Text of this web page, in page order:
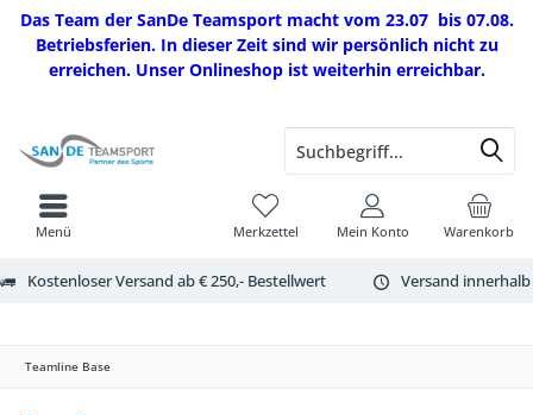
Das Team der SanDe Teamsport macht vom 23.07 bis 07.08.
Betriebsferien. In dieser Zeit sind wir persönlich nicht zu
erreichen. Unser Onlineshop ist weiterhin erreichbar.
Kostenloser Versand ab € 250,- Bestellwert Versand
Warenkorb
Merkzettel Mein Konto
Menü
Teamline Base